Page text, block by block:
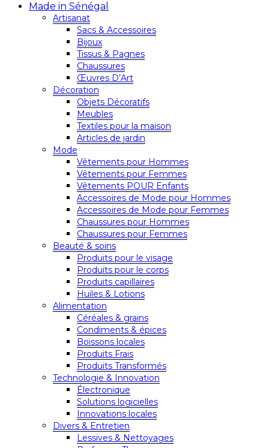
Made in Sénégal
Artisanat
Sacs & Accessoires
Bijoux
Tissus & Pagnes
Chaussures
Œuvres D’Art
Décoration
Objets Décoratifs
Meubles
Textiles pour la maison
Articles de jardin
Mode
Vêtements pour Hommes
Vêtements pour Femmes
Vêtements POUR Enfants
Accessoires de Mode pour Hommes
Accessoires de Mode pour Femmes
Chaussures pour Hommes
Chaussures pour Femmes
Beauté & soins
Produits pour le visage
Produits pour le corps
Produits capillaires
Huiles & Lotions
Alimentation
Céréales & grains
Condiments & épices
Boissons locales
Produits Frais
Produits Transformés
Technologie & Innovation
Électronique
Solutions logicielles
Innovations locales
Divers & Entretien
Lessives & Nettoyages